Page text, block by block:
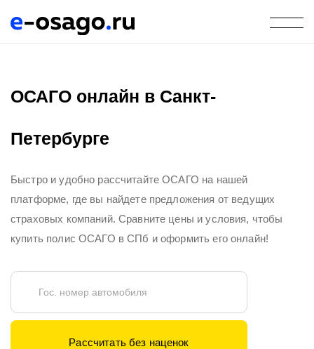
ОСАГО онлайн в Санкт-
Петербурге
Быстро и удобно рассчитайте ОСАГО на нашей
платформе, где вы найдете предложения от ведущих
страховых компаний. Сравните цены и условия, чтобы
купить полис ОСАГО в СПб и оформить его онлайн!
Гос. номер автомобиля
Рассчитать без наценок